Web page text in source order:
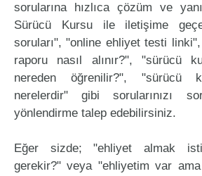
sorularına hızlıca çözüm ve
Sürücü Kursu ile iletişime
soruları", "online ehliyet testi
raporu nasıl alınır?", "sürücü
nereden öğrenilir?", "sürücü
nerelerdir" gibi sorularınızı
yönlendirme talep edebilirsiniz.
Eğer sizde; "ehliyet almak
gerekir?" veya "ehliyetim var